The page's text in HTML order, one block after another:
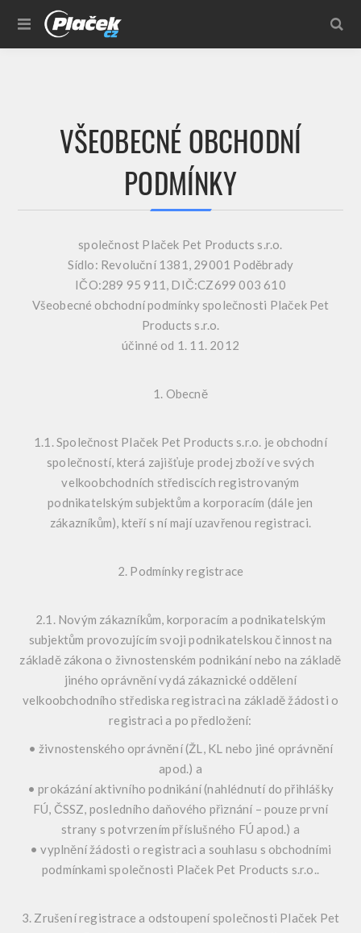
VŠEOBECNÉ OBCHODNÍ
PODMÍNKY
společnost Plaček Pet Products s.r.o.
Sídlo: Revoluční 1381, 29001 Poděbrady
IČO:289 95 911, DIČ:CZ699 003 610
Všeobecné obchodní podmínky společnosti Plaček Pet
Products s.r.o.
účinné od 1. 11. 2012
1. Obecně
1.1. Společnost Plaček Pet Products s.r.o. je obchodní
společností, která zajišťuje prodej zboží ve svých
velkoobchodních střediscích registrovaným
podnikatelským subjektům a korporacím (dále jen
zákazníkům), kteří s ní mají uzavřenou registraci.
2. Podmínky registrace
2.1. Novým zákazníkům, korporacím a podnikatelským
subjektům provozujícím svoji podnikatelskou činnost na
základě zákona o živnostenském podnikání nebo na základě
jiného oprávnění vydá zákaznické oddělení
velkoobchodního střediska registraci na základě žádosti o
registraci a po předložení:
• živnostenského oprávnění (ŽL, KL nebo jiné oprávnění
apod.) a
• prokázání aktivního podnikání (nahlédnutí do přihlášky
FÚ, ČSSZ, posledního daňového přiznání – pouze první
strany s potvrzením příslušného FÚ apod.) a
• vyplnění žádosti o registraci a souhlasu s obchodními
podmínkami společnosti Plaček Pet Products s.r.o..
3. Zrušení registrace a odstoupení společnosti Plaček Pet